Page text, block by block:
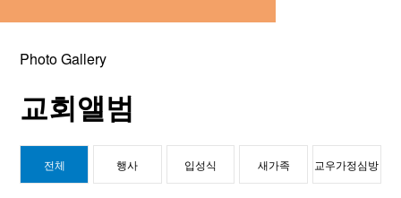
Photo Gallery
교회앨범
전체 행사 입성식 새가족 교우가정심방